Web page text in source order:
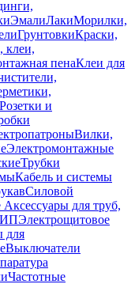
ЭмалиЛакиМорилки,
ГрунтовкиКраски,
клеи,
пенаКлеи для
Розетки и
Вилки,
Электромонтажные
Трубки
Кабель и системы
Силовой
Аксессуары для труб,
Электрощитовое
для
Выключатели
Частотные